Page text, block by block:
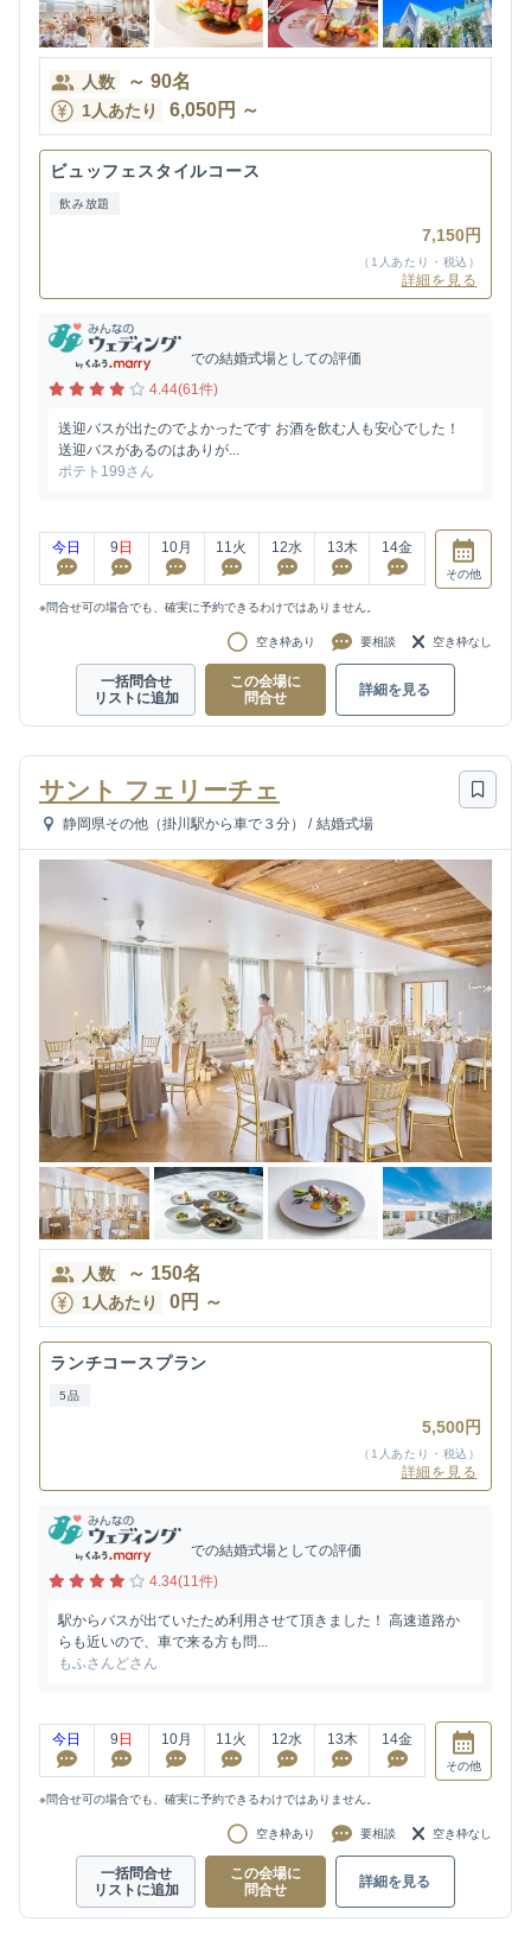
人数 ～ 90名
1人あたり 6,050円 ～
ビュッフェスタイルコース
飲み放題
7,150円
（1人あたり・税込）
詳細を見る
での結婚式場としての評価
4.44(61件)
送迎バスが出たのでよかったです お酒を飲む人も安心でした！
送迎バスがあるのはありが...
ポテト199さん
今日 9 日 10月 11火 12水 13木 14金
その他
※問合せ可の場合でも、確実に予約できるわけではありません。
空き枠あり 要相談 空き枠なし
一括問合せ
リストに追加
この会場に
問合せ
詳細を見る
サント フェリーチェ
静岡県その他（掛川駅から車で３分） / 結婚式場
人数 ～ 150名
1人あたり 0円 ～
ランチコースプラン
5品
5,500円
（1人あたり・税込）
詳細を見る
での結婚式場としての評価
4.34(11件)
駅からバスが出ていたため利用させて頂きました！ 高速道路か
らも近いので、車で来る方も問...
もふさんどさん
今日 9 日 10月 11火 12水 13木 14金
その他
※問合せ可の場合でも、確実に予約できるわけではありません。
空き枠あり 要相談 空き枠なし
一括問合せ
リストに追加
この会場に
問合せ
詳細を見る